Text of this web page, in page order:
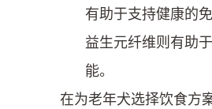
有助于支持健康的
益生元纤维则有助
能。
在为老年犬选择饮食方